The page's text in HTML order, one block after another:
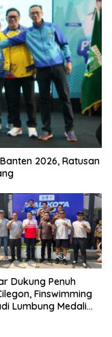
2026, Ratusan
Dukung Penuh
Finswimming
Lumbung Medali